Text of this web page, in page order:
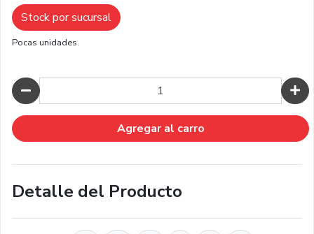
Stock por sucursal
Pocas unidades.
Cantidad
Agregar al carro
Detalle del Producto